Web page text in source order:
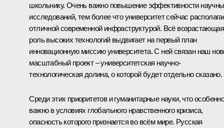
школьнику. Очень важно повышение эффективности
исследований, тем более что университет сейчас
отличной современной инфраструктурой. Всё возрастающая
роль высоких технологий выдвигает на первый план
инновационную миссию университета. С ней связан наш
масштабный проект – университетская научно-
технологическая долина, о которой будет отдельно сказано.
Среди этих приоритетов и гуманитарные науки, что
важно в условиях глобального нравственного кризиса,
опасность которого признается во всём мире. Русская